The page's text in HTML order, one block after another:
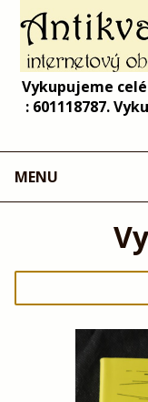
Vykupujeme
: 601118787.
MENU